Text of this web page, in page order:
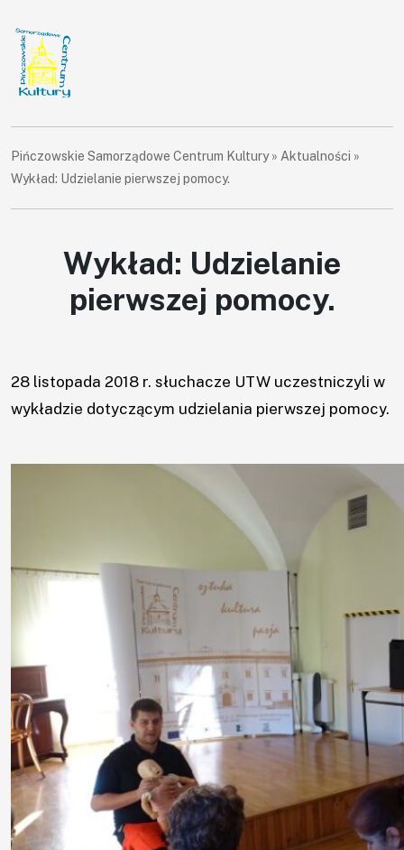
Aktualności
Aktualności
UTW
O
Pińczowskie Samorządowe Centrum Kultury» Aktualności »
Wykład: Udzielanie pierwszej pomocy.
Wykład: Udzielanie
pierwszej pomocy.
28 listopada 2018 r. słuchacze UTW uczestniczyli w
wykładzie dotyczącym udzielania pierwszej pomocy.